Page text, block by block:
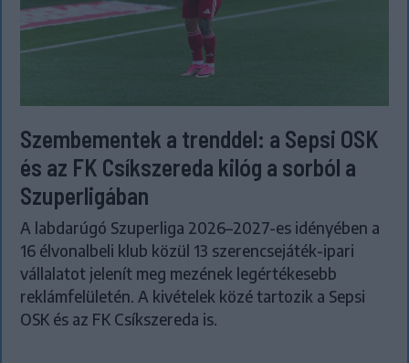
Szembementek a trenddel: a Sepsi OSK
és az FK Csíkszereda kilóg a sorból a
Szuperligában
A labdarúgó Szuperliga 2026–2027-es idényében a
16 élvonalbeli klub közül 13 szerencsejáték-ipari
vállalatot jelenít meg mezének legértékesebb
reklámfelületén. A kivételek közé tartozik a Sepsi
OSK és az FK Csíkszereda is.